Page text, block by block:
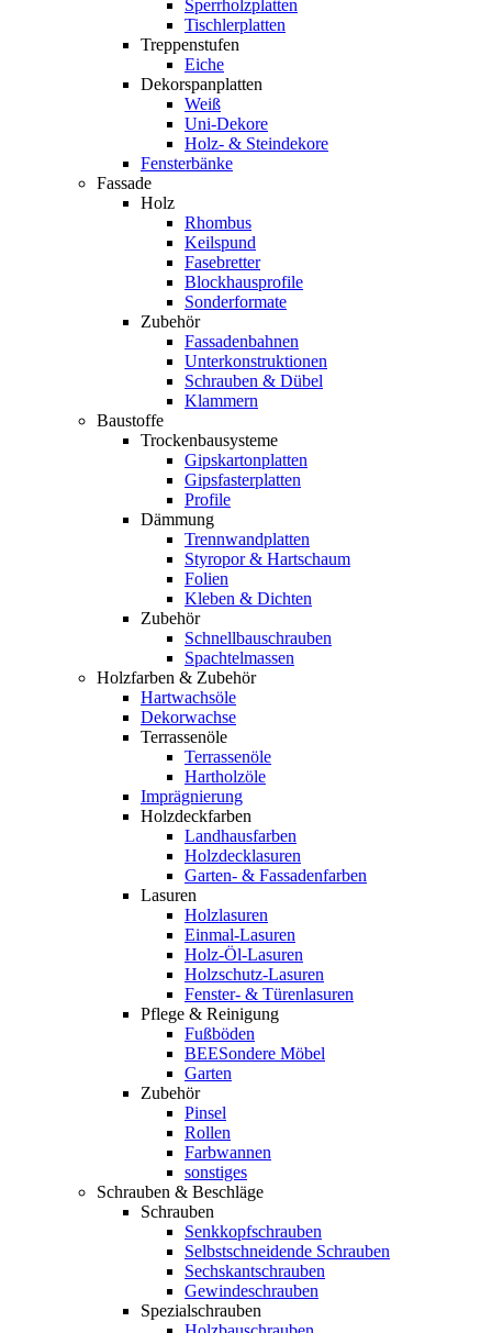
Sperrholzplatten
Tischlerplatten
Treppenstufen
Eiche
Dekorspanplatten
Weiß
Uni-Dekore
Holz- & Steindekore
Fensterbänke
Fassade
Holz
Rhombus
Keilspund
Fasebretter
Blockhausprofile
Sonderformate
Zubehör
Fassadenbahnen
Unterkonstruktionen
Schrauben & Dübel
Klammern
Baustoffe
Trockenbausysteme
Gipskartonplatten
Gipsfasterplatten
Profile
Dämmung
Trennwandplatten
Styropor & Hartschaum
Folien
Kleben & Dichten
Zubehör
Schnellbauschrauben
Spachtelmassen
Holzfarben & Zubehör
Hartwachsöle
Dekorwachse
Terrassenöle
Terrassenöle
Hartholzöle
Imprägnierung
Holzdeckfarben
Landhausfarben
Holzdecklasuren
Garten- & Fassadenfarben
Lasuren
Holzlasuren
Einmal-Lasuren
Holz-Öl-Lasuren
Holzschutz-Lasuren
Fenster- & Türenlasuren
Pflege & Reinigung
Fußböden
BEESondere Möbel
Garten
Zubehör
Pinsel
Rollen
Farbwannen
sonstiges
Schrauben & Beschläge
Schrauben
Senkkopfschrauben
Selbstschneidende Schrauben
Sechskantschrauben
Gewindeschrauben
Spezialschrauben